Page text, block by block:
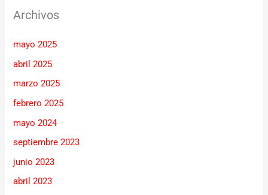
Archivos
mayo 2025
abril 2025
marzo 2025
febrero 2025
mayo 2024
septiembre 2023
junio 2023
abril 2023